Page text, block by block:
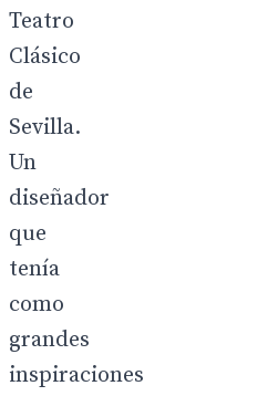
Teatro
Clásico
de
Sevilla.
Un
diseñador
que
tenía
como
grandes
inspiraciones